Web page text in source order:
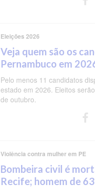
Eleições 2026
Veja quem são os
Pernambuco em
Pelo menos 11 candidatos
estado em 2026. Eleitos
de outubro.
Violência contra mulher em PE
Bombeira civil é
Recife; homem de